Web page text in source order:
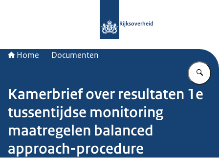
Rijksoverheid
Home Documenten
Kamerbrief over resultaten 1e
tussentijdse monitoring
maatregelen balanced
approach-procedure